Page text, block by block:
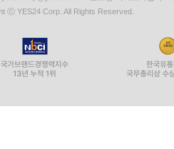
ⓒ YES24 Corp. All Rights Reserved.